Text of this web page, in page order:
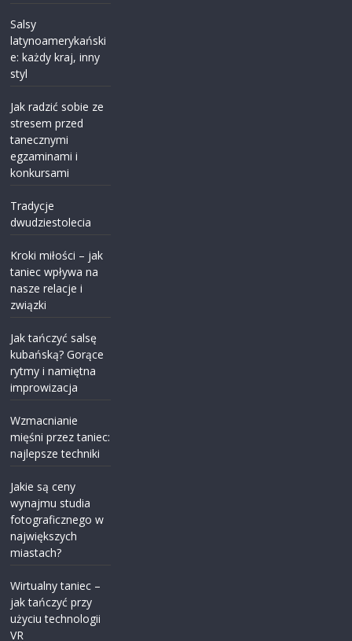
Salsy
latynoamerykański
e: każdy kraj, inny
styl
Jak radzić sobie ze
stresem przed
tanecznymi
egzaminami i
konkursami
Tradycje
dwudziestolecia
Kroki miłości – jak
taniec wpływa na
nasze relacje i
związki
Jak tańczyć salsę
kubańską? Gorące
rytmy i namiętna
improwizacja
Wzmacnianie
mięśni przez taniec:
najlepsze techniki
Jakie są ceny
wynajmu studia
fotograficznego w
największych
miastach?
Wirtualny taniec –
jak tańczyć przy
użyciu technologii
VR